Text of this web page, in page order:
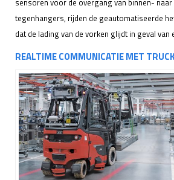
sensoren voor de overgang van binnen-
tegenhangers, rijden de geautomatiseerde
dat de lading van de vorken glijdt in geval van
REALTIME COMMUNICATIE MET